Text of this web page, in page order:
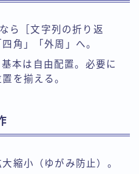
ら［文字列の折り返
角」「外周」へ。
基本は自由配置。必要に
を揃える。
縮小（ゆがみ防止）。